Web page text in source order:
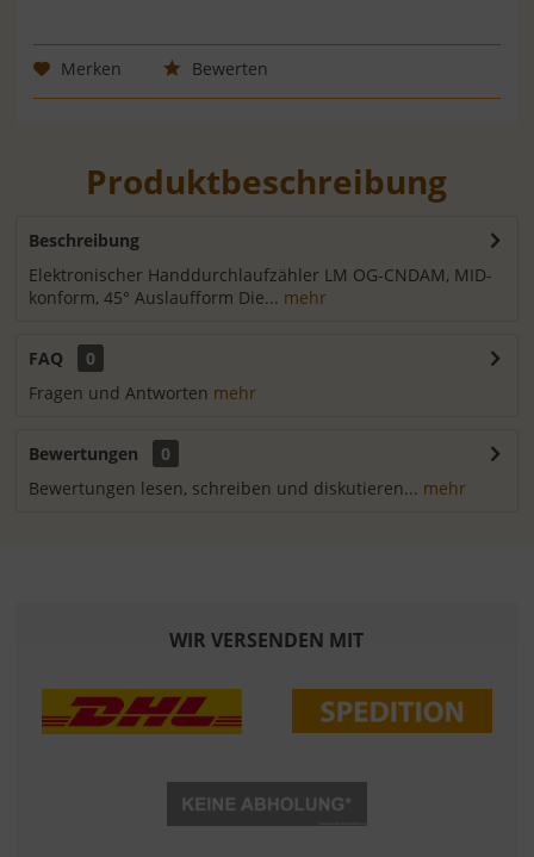
Merken Bewerten
Produktbeschreibung
Beschreibung
Elektronischer Handdurchlaufzähler LM OG-CNDAM, MID-
konform, 45° Auslaufform Die... mehr
FAQ
0
Fragen und Antworten mehr
Bewertungen
0
Bewertungen lesen, schreiben und diskutieren... mehr
WIR VERSENDEN MIT